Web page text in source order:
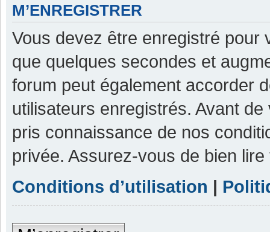
M’ENREGISTRER
Vous devez être enregistré pour
que quelques secondes et
forum peut également accorder
utilisateurs enregistrés. Avant
pris connaissance de nos
privée. Assurez-vous de bien
Conditions d’utilisation |